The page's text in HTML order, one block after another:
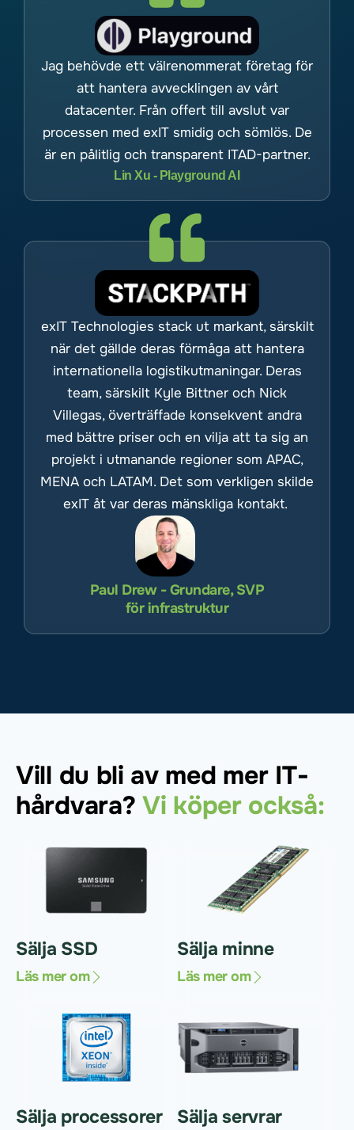
Jag behövde ett välrenommerat företag för
att hantera avvecklingen av vårt
datacenter. Från offert till avslut var
processen med exIT smidig och sömlös. De
är en pålitlig och transparent ITAD-partner.
Lin Xu - Playground AI
exIT Technologies stack ut markant, särskilt
när det gällde deras förmåga att hantera
internationella logistikutmaningar. Deras
team, särskilt Kyle Bittner och Nick
Villegas, överträffade konsekvent andra
med bättre priser och en vilja att ta sig an
projekt i utmanande regioner som APAC,
MENA och LATAM. Det som verkligen skilde
exIT åt var deras mänskliga kontakt.
Paul Drew - Grundare, SVP
för infrastruktur
Vill du bli av med mer IT-
hårdvara? Vi köper också:
Sälja SSD
Läs mer om
Sälja minne
Läs mer om
Sälja processorer Sälja servrar